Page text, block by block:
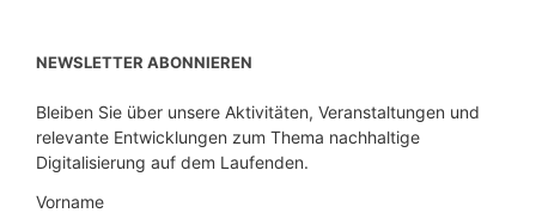
NEWSLETTER ABONNIEREN
Bleiben Sie über unsere Aktivitäten, Veranstaltungen und
relevante Entwicklungen zum Thema nachhaltige
Digitalisierung auf dem Laufenden.
Vorname